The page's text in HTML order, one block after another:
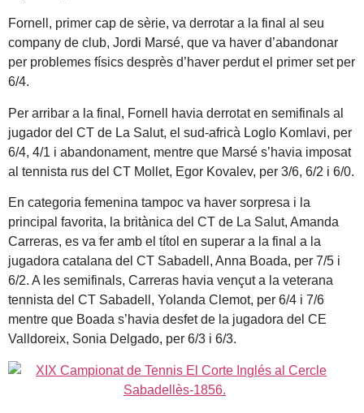
Fornell, primer cap de sèrie, va derrotar a la final al seu
company de club, Jordi Marsé, que va haver d’abandonar
per problemes físics desprès d’haver perdut el primer set per
6/4.
Per arribar a la final, Fornell havia derrotat en semifinals al
jugador del CT de La Salut, el sud-africà Loglo Komlavi, per
6/4, 4/1 i abandonament, mentre que Marsé s’havia imposat
al tennista rus del CT Mollet, Egor Kovalev, per 3/6, 6/2 i 6/0.
En categoria femenina tampoc va haver sorpresa i la
principal favorita, la britànica del CT de La Salut, Amanda
Carreras, es va fer amb el títol en superar a la final a la
jugadora catalana del CT Sabadell, Anna Boada, per 7/5 i
6/2. A les semifinals, Carreras havia vençut a la veterana
tennista del CT Sabadell, Yolanda Clemot, per 6/4 i 7/6
mentre que Boada s’havia desfet de la jugadora del CE
Valldoreix, Sonia Delgado, per 6/3 i 6/3.